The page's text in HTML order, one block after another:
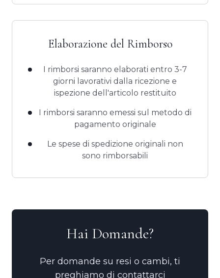
Elaborazione del Rimborso
I rimborsi saranno elaborati entro 3-7
giorni lavorativi dalla ricezione e
ispezione dell'articolo restituito
I rimborsi saranno emessi sul metodo di
pagamento originale
Le spese di spedizione originali non
sono rimborsabili
Hai Domande?
Per domande su resi o cambi, ti
preghiamo di contattarci